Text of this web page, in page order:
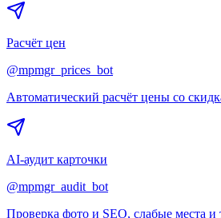
Расчёт цен
@mpmgr_prices_bot
Автоматический расчёт цены со
AI-аудит карточки
@mpmgr_audit_bot
Проверка фото и SEO, слабые места и